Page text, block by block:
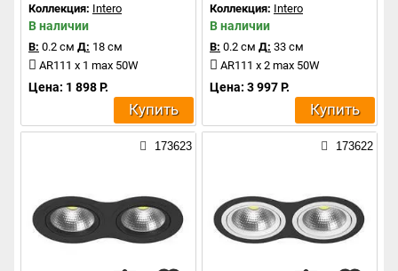
Коллекция: Intero
В наличии
В: 0.2 см Д: 18 см
AR111 x 1 max 50W
Цена: 1 898 Р.
Купить
Коллекция: Intero
В наличии
В: 0.2 см Д: 33 см
AR111 x 2 max 50W
Цена: 3 997 Р.
Купить
173623 173622